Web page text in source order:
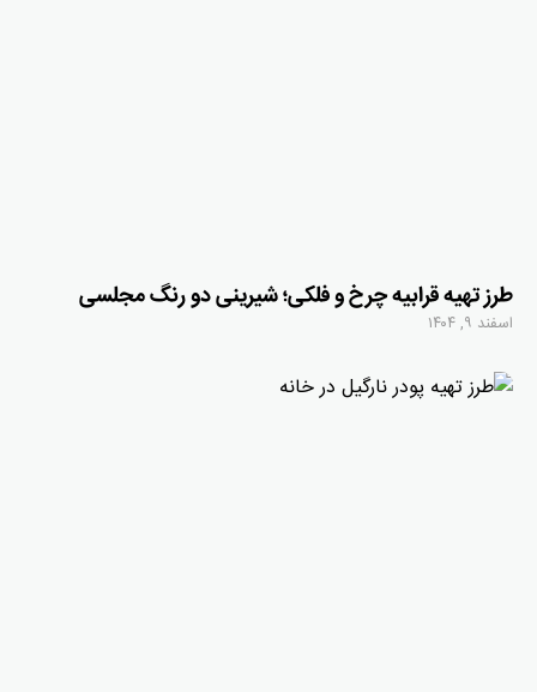
طرز تهیه قرابیه چرخ و فلکی؛ شیرینی دو رنگ مجلسی
اسفند ۹, ۱۴۰۴